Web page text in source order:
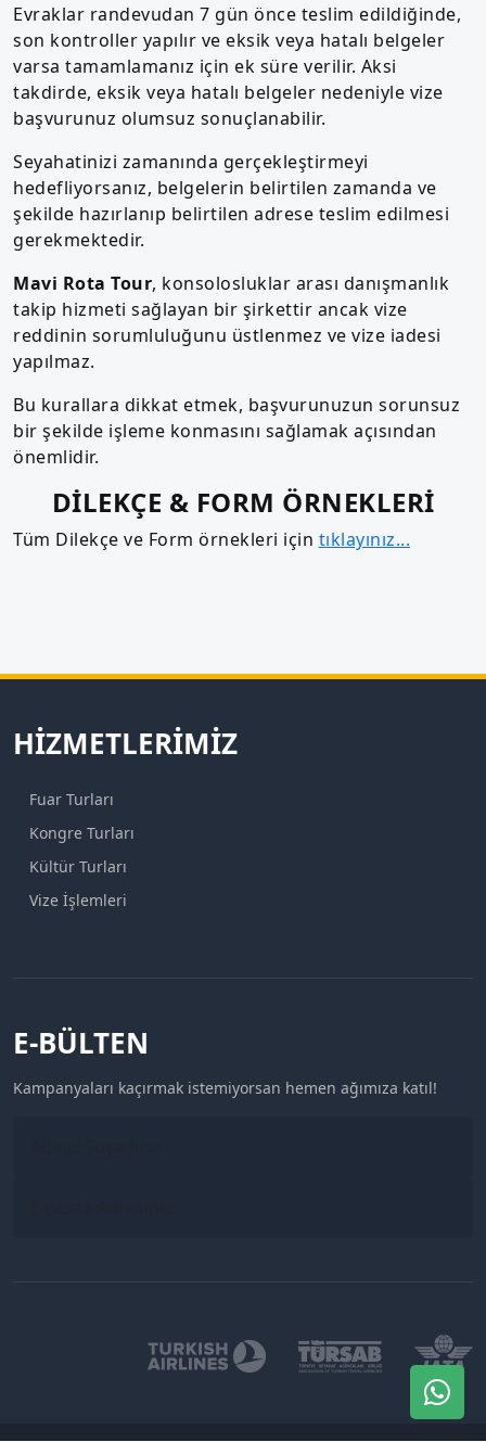
Evraklar randevudan 7 gün önce teslim edildiğinde,
son kontroller yapılır ve eksik veya hatalı belgeler
varsa tamamlamanız için ek süre verilir. Aksi
takdirde, eksik veya hatalı belgeler nedeniyle vize
başvurunuz olumsuz sonuçlanabilir.
Seyahatinizi zamanında gerçekleştirmeyi
hedefliyorsanız, belgelerin belirtilen zamanda ve
şekilde hazırlanıp belirtilen adrese teslim edilmesi
gerekmektedir.
Mavi Rota Tour, konsolosluklar arası danışmanlık
takip hizmeti sağlayan bir şirkettir ancak vize
reddinin sorumluluğunu üstlenmez ve vize iadesi
yapılmaz.
Bu kurallara dikkat etmek, başvurunuzun sorunsuz
bir şekilde işleme konmasını sağlamak açısından
önemlidir.
DİLEKÇE & FORM ÖRNEKLERİ
Tüm Dilekçe ve Form örnekleri için tıklayınız...
HIZMETLERIMIZ
Fuar Turları
Kongre Turları
Kültür Turları
Vize İşlemleri
E-BÜLTEN
Kampanyaları kaçırmak istemiyorsan hemen ağımıza katıl!